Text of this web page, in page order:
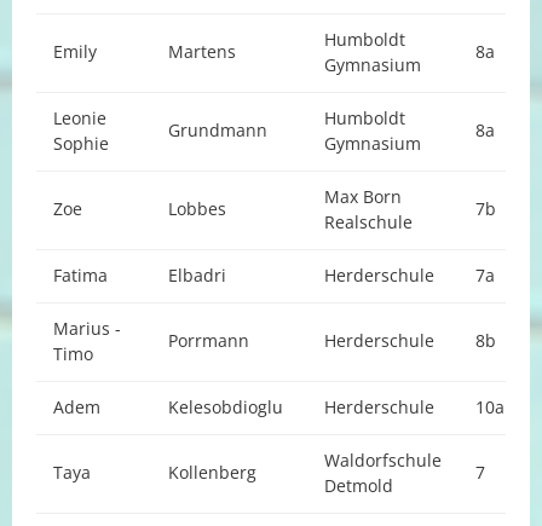
Emily Martens
Humboldt
Gymnasium
8a
Leonie
Sophie
Grundmann
Humboldt
Gymnasium
8a
Zoe Lobbes
Max Born
Realschule
7b
Fatima Elbadri Herderschule 7a
Marius -
Timo
Porrmann Herderschule 8b
Adem Kelesobdioglu Herderschule 10a
Taya Kollenberg
Waldorfschule
Detmold
7